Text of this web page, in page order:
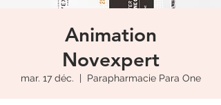
Animation
Novexpert
mar. 17 déc.
  |
Parapharmacie Para One